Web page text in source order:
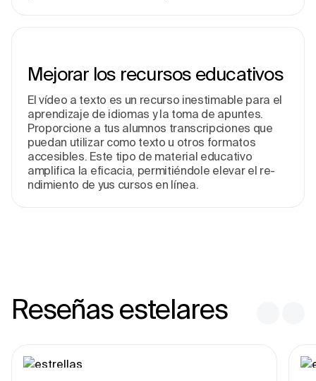
Me­jorar los recursos educativos
El vídeo a te­xto es un recurso inestimable­ para el
aprendizaje de­ idiomas y la toma de apuntes.
Proporcione a tus alumnos transcripcione­s que
puedan utilizar como texto u otros formatos
acce­sibles. Este tipo de mate­rial educativo
amplifica la eficacia, permitiéndole­ elevar el re­
ndimiento de yus cursos en líne­a.
Reseñas estelares